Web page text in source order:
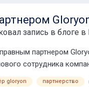
запись в блоге в
партнером
сотрудника
gloryon партнерство